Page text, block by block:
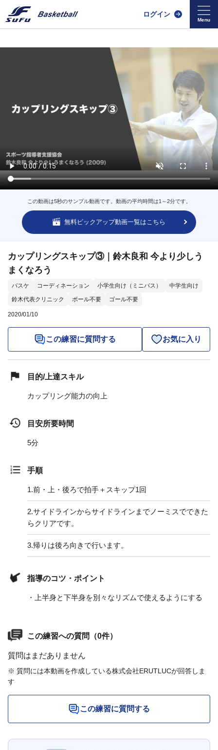
ログイン
この動画は5秒のサンプル動画です。動画の平均時間は1～2分です。
無料ピックアップ動画一覧はこちら
カップリングスキップ③｜鈴木良和 今より少しう
まくなろう
バスケ コーディネーション 小学生向け（ミニバス）
中学生向け
鈴木代表クリニック
ボール不要 ゴール不要
2020/01/10
この練習に質問する お気に入り
目的/上達スキル
カップリング能力の向上
目安所要時間
5分
手順
1.前・上・後ろで拍手＋スキップ1回
2.サイドラインからサイドラインまでノーミスでできた
らクリアです。
3.帰りは後ろ向きで行います。
指導のコツ・ポイント
・上半身と下半身を別々なリズムで使えるようにする
この練習への質問（0件）
質問はまだありません
※ 質問には本動画を作成している株式会社ERUTLUCが回答しま
す
この練習に質問する